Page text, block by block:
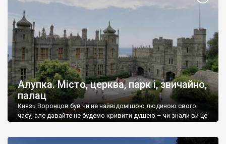
Алупка. Місто, церква, парк і, звичайно,
палац
Князь Воронцов був чи не найвідомішою людиною свого
часу, але давайте не будемо кривити душею – чи знали ви це